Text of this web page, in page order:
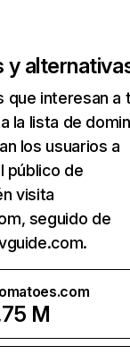
y
que interesan a
la lista de
los usuarios a
público de
visita
seguido de
M